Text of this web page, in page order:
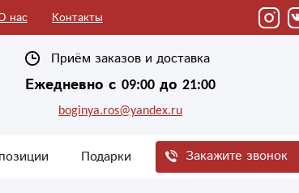
нас Контакты
Приём заказов и доставка
Ежедневно с 09:00 до 21:00
boginya.ros@yandex.ru
Подарки Закажите звонок